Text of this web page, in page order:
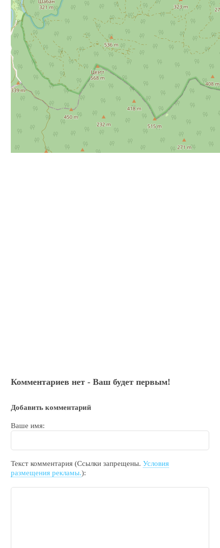
Комментариев нет - Ваш будет первым!
Добавить комментарий
Ваше имя:
Текст комментария (Ссылки запрещены.Условия
размещения рекламы.):